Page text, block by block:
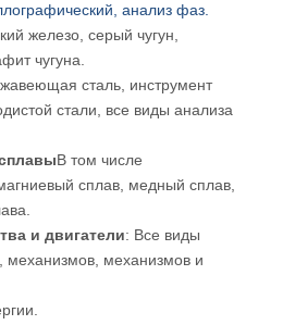
анализ фаз.
железо, серый чугун,
чугуна.
сталь, инструмент
стали, все виды анализа
В том числе
сплав, медный сплав,
и двигатели: Все виды
механизмов, механизмов и